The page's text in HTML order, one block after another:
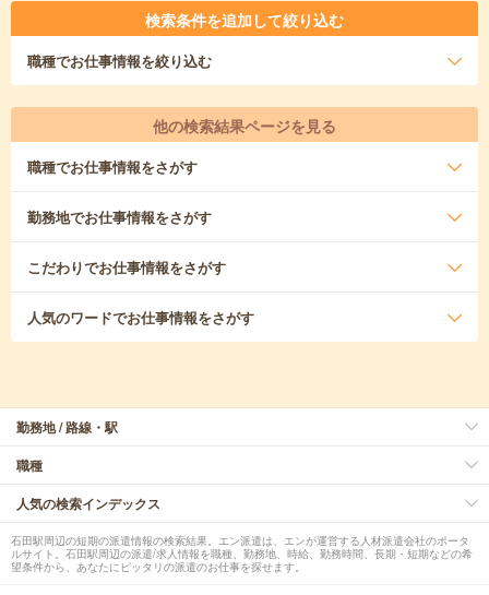
検索条件を追加して絞り込む
職種でお仕事情報を絞り込む
他の検索結果ページを見る
職種でお仕事情報をさがす
勤務地でお仕事情報をさがす
こだわりでお仕事情報をさがす
人気のワードでお仕事情報をさがす
勤務地 / 路線・駅
職種
人気の検索インデックス
石田駅周辺の短期の派遣情報の検索結果。エン派遣は、エンが運営する人材派遣会社のポータ
ルサイト。石田駅周辺の派遣/求人情報を職種、勤務地、時給、勤務時間、長期・短期などの希
望条件から、あなたにピッタリの派遣のお仕事を探せます。